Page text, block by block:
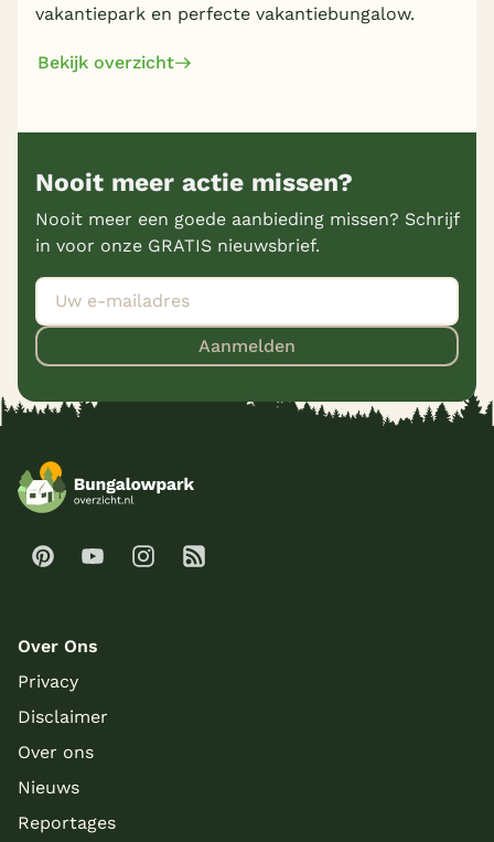
vakantiepark en perfecte vakantiebungalow.
Bekijk overzicht
Nooit meer actie missen?
Nooit meer een goede aanbieding missen? Schrijf
in voor onze GRATIS nieuwsbrief.
Aanmelden
Over Ons
Privacy
Disclaimer
Over ons
Nieuws
Reportages